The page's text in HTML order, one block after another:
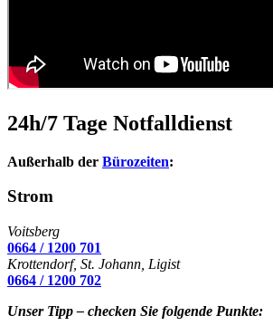
24h/7 Tage Notfalldienst
Außerhalb der Bürozeiten:
Strom
Voitsberg
0664 / 1200 701
Krottendorf, St. Johann, Ligist
0664 / 1200 702
Unser Tipp – checken Sie folgende Punkte: